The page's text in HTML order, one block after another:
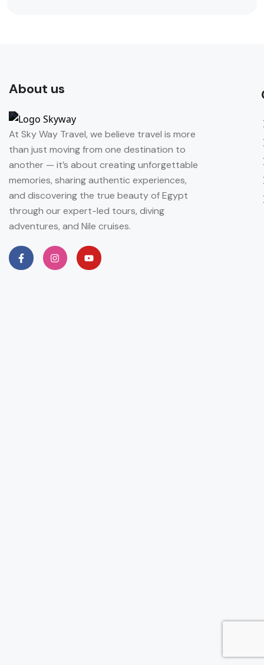
About us
At Sky Way Travel, we believe travel is more
than just moving from one destination to
another — it’s about creating unforgettable
memories, sharing authentic experiences,
and discovering the true beauty of Egypt
through our expert-led tours, diving
adventures, and Nile cruises.